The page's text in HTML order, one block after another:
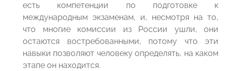
есть компетенции по подготовке к
международным экзаменам, и, несмотря на то,
что многие комиссии из России ушли, они
остаются востребованными, потому что эти
навыки позволяют человеку определять, на каком
этапе он находится.